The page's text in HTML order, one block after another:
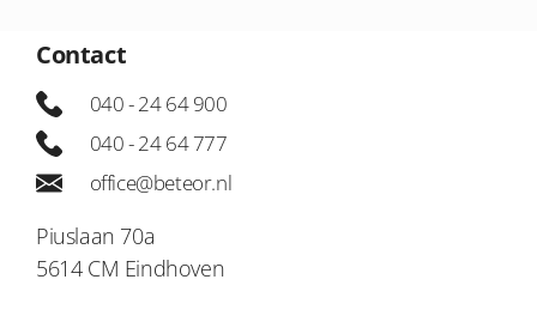
Contact
040 - 24 64 900
040 - 24 64 777
office@beteor.nl
Piuslaan 70a
5614 CM Eindhoven